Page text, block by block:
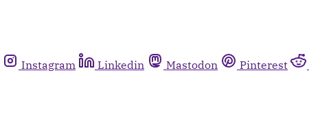
Instagram Linkedin Mastodon Pinterest